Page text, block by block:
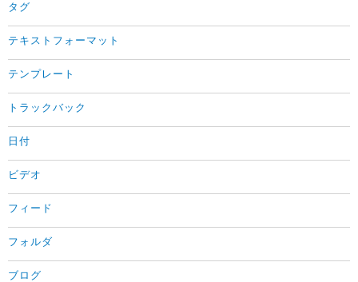
タグ
テキストフォーマット
テンプレート
トラックバック
日付
ビデオ
フィード
フォルダ
ブログ